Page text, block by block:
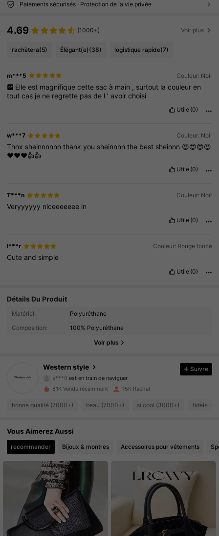
Paiements sécurisés · Protection de la vie privée
4.69 (1000+) Voir plus
rachètera(5) Élégant(e)(38) logistique rapide(7)
m***5 Couleur: Noir
Elle est magnifique cette sac à main , surtout la couleur en
toutcas je ne regrette pasde l’ avoirchoisi
Utile (0)
w***7 Couleur: Noir
Thnx sheinnnnnnthankyou sheinnnnthe best sheinnn 😍😍😍😍
❤️❤️❤️👍👍
Utile (0)
T***n Couleur: Noir
Veryyyyyy niceeeeeee in
Utile (0)
l***r Couleur: Rouge foncé
Cute and simple
Utile (0)
Détails Du Produit
Matériel:
Polyuréthane
Composition:
100% Polyuréthane
Voir plus
Western style
8.3K Suiveurs
8.3K Suiveurs
s***0 est en train de naviguer
4.89
8.3K Suiveurs
4.89 8.3K Suiveurs
4.89 8.3K Suiveurs
4.89
4.89
4.89 8.3K Suiveurs
4.89 8.3K Suiveurs
Suivre
81K Vendu récemment 15K Rachat
bonne qualité (7000+) beau (7000+) si cool (3000+) fidèle à
Vous Aimerez Aussi
recommander Bijoux & montres Accessoires pour vêtements